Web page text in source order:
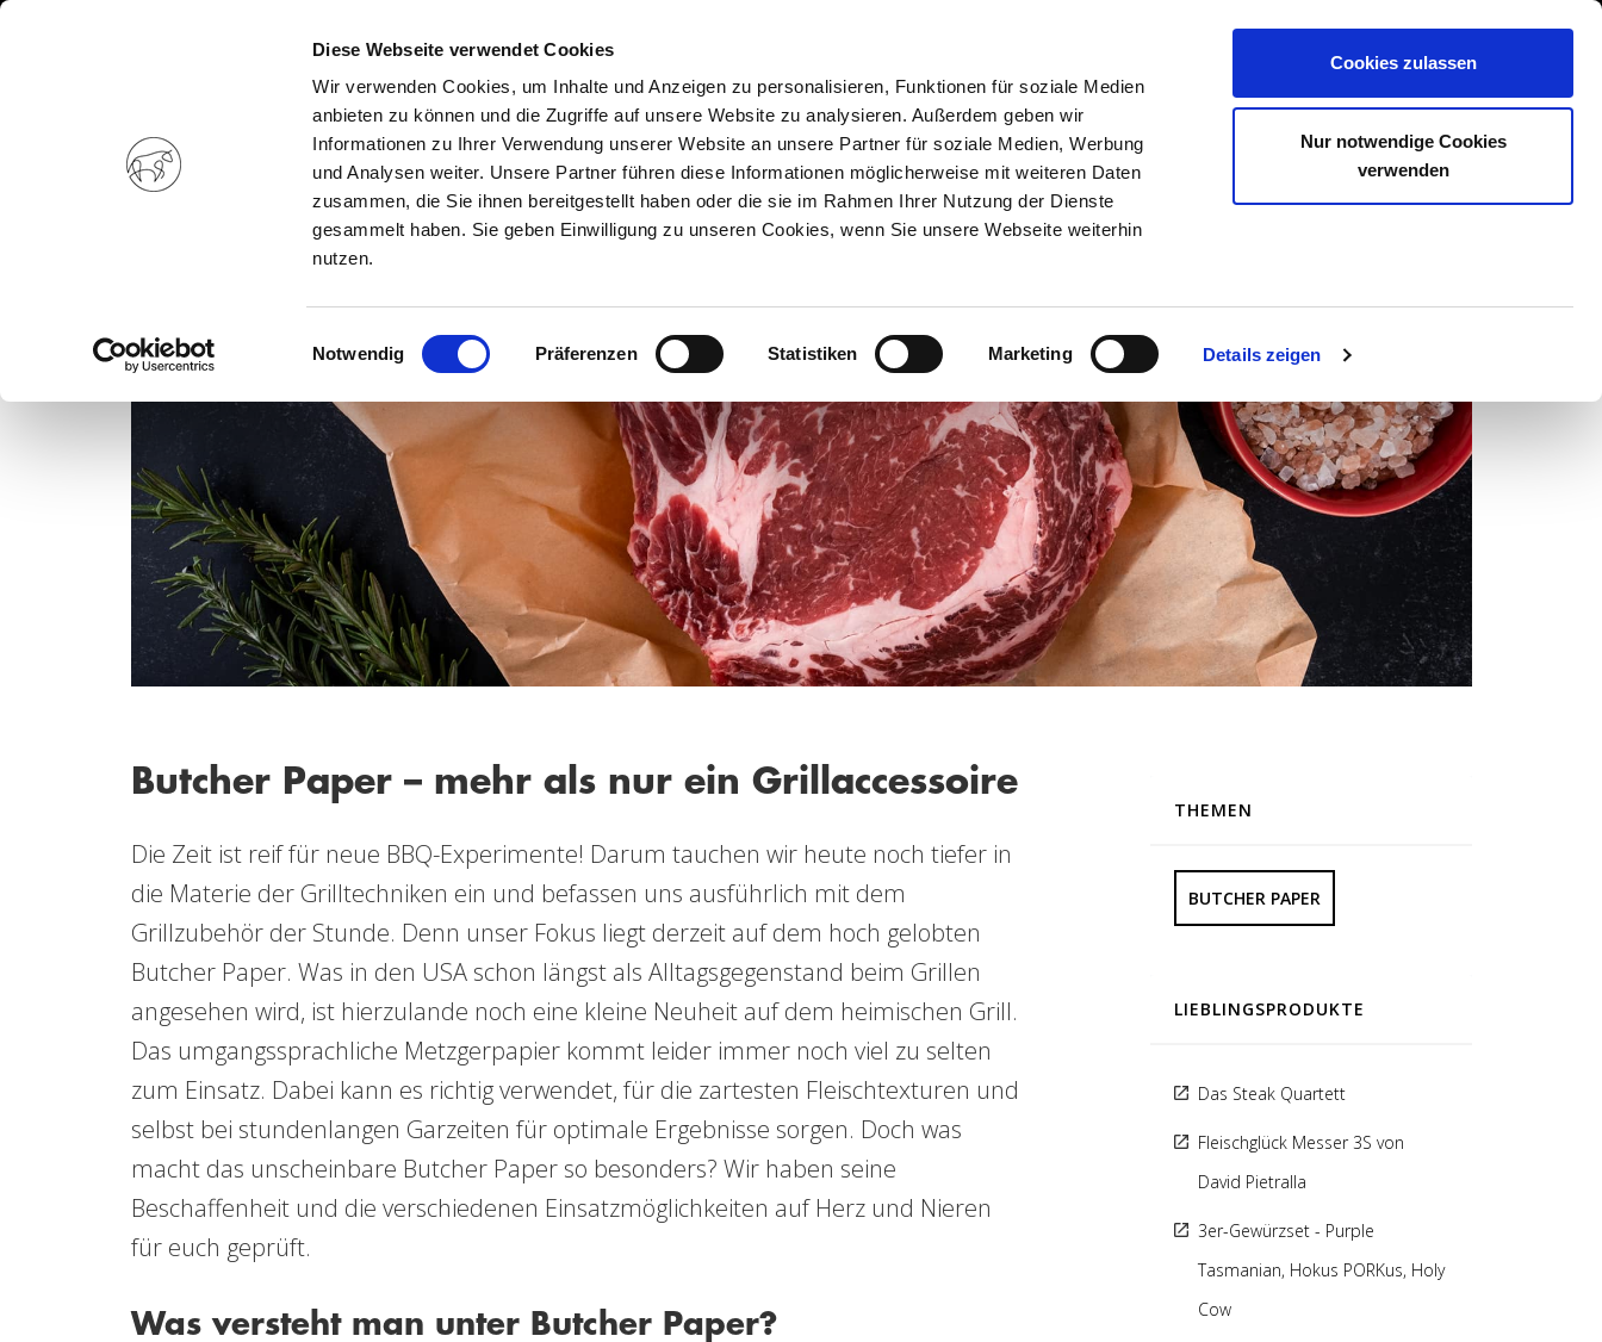
Diese Webseite verwendet Cookies
Wir verwenden Cookies, um Inhalte und Anzeigen zu personalisieren, Funktionen für soziale Medien
anbieten zu können und die Zugriffe auf unsere Website zu analysieren. Außerdem geben wir
Informationen zu Ihrer Verwendung unserer Website an unsere Partner für soziale Medien, Werbung
und Analysen weiter. Unsere Partner führen diese Informationen möglicherweise mit weiteren Daten
zusammen, die Sie ihnen bereitgestellt haben oder die sie im Rahmen Ihrer Nutzung der Dienste
gesammelt haben. Sie geben Einwilligung zu unseren Cookies, wenn Sie unsere Webseite weiterhin
nutzen.
Einwilligungsauswahl
Notwendig Präferenzen Statistiken Marketing Details zeigen
Cookies zulassen
Nur notwendige Cookies
verwenden
HOME MAGAZIN SHOP
Butcher Paper – mehr als nur ein Grillaccessoire
Die Zeit ist reif für neue BBQ-Experimente! Darum tauchen wir heute noch tiefer in
die Materie der Grilltechniken ein und befassen uns ausführlich mit dem
Grillzubehör der Stunde. Denn unser Fokus liegt derzeit auf dem hoch gelobten
Butcher Paper. Was in den USA schon längst als Alltagsgegenstand beim Grillen
angesehen wird, ist hierzulande noch eine kleine Neuheit auf dem heimischen Grill.
Das umgangssprachliche Metzgerpapier kommt leider immer noch viel zu selten
zum Einsatz. Dabei kann es richtig verwendet, für die zartesten Fleischtexturen und
selbst bei stundenlangen Garzeiten für optimale Ergebnisse sorgen. Doch was
macht das unscheinbare Butcher Paper so besonders? Wir haben seine
Beschaffenheit und die verschiedenen Einsatzmöglichkeiten auf Herz und Nieren
für euch geprüft.
Was versteht man unter Butcher Paper?
THEMEN
BUTCHER PAPER
LIEBLINGSPRODUKTE
Das Steak Quartett
Fleischglück Messer 3S von
David Pietralla
3er-Gewürzset - Purple
Tasmanian, Hokus PORKus, Holy
Cow